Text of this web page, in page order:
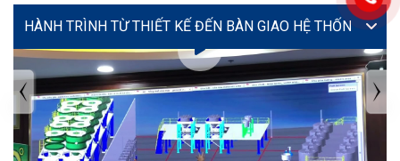
VIDEO
TIN TỨC MỚI NHẤT
Tuyển dụng: Nhân viên KẾ TOÁN